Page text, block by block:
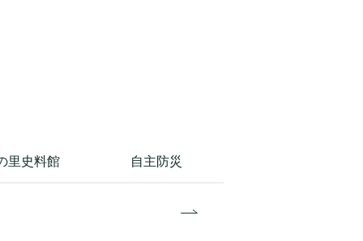
里史料館 自主防災